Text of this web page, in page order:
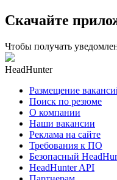
Скачайте
Чтобы получать
HeadHunter
Размещение
Поиск по резюме
О компании
Наши вакансии
Реклама на сайте
Требования к ПО
Безопасный
HeadHunter API